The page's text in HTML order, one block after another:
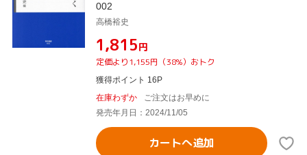
002
高橋裕史
¥1,815円
定価より1,155円（38%）おトク
獲得ポイント 16P
在庫わずか
ご注文はお早めに
発売年月日：2024/11/05
カートへ追加